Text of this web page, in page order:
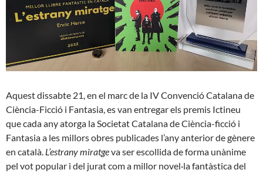
Aquest dissabte 21, en el marc de la IV Convenció Catalana de
Ciència-Ficció i Fantasia, es van entregar els premis Ictineu
que cada any atorga la Societat Catalana de Ciència-ficció i
Fantasia a les millors obres publicades l’any anterior de gènere
en català. L’estrany miratgeva ser escollida de forma unànime
pel vot popular i del jurat com a millor novel·la fantàstica del